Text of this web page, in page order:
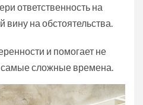
ответственность на
на обстоятельства.
и помогает не
самые сложные времена.